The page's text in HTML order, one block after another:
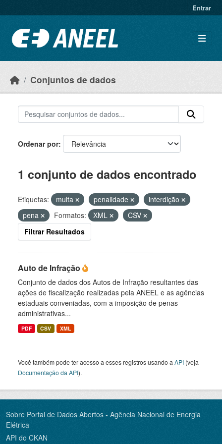
Entrar
Conjuntos de dados
Ordenar por
1 conjunto de dados encontrado
Etiquetas: multa penalidade
interdição
pena
Formatos: XML
CSV
Filtrar Resultados
Auto de Infração
Conjunto de dados dos Autos de Infração resultantes das
ações de fiscalização realizadas pela ANEEL e as agências
estaduais conveniadas, com a imposição de penas
administrativas...
PDF CSV XML
Você também pode ter acesso a esses registros usando a API (veja
Documentação da API).
Sobre Portal de Dados Abertos - Agência Nacional de Energia
Elétrica
API do CKAN